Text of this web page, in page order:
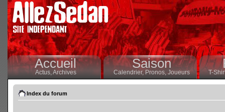
Accueil
Actus,Archives
Saison
Calendrier,Pronos, Joueurs T-
Index du forum